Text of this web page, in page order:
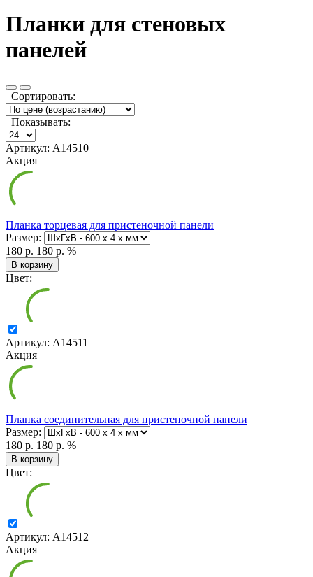
Планки для стеновых
панелей
Сортировать:
Показывать:
Артикул: А14510
Акция
Планка торцевая для пристеночной панели
Размер:
180 р. 180 р. %
В корзину
Цвет:
Артикул: А14511
Акция
Планка соединительная для пристеночной панели
Размер:
180 р. 180 р. %
В корзину
Цвет:
Артикул: А14512
Акция